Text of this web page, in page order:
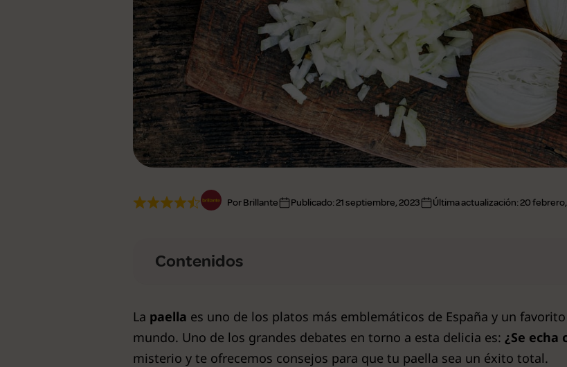
Por Brillante Publicado:21 septiembre, 2023 Última actualización:20
Contenidos
La paella es uno de los platos más emblemáticos de España y un
mundo. Uno de los grandes debates en torno a esta delicia es: ¿Se echa
misterio y te ofrecemos consejos para que tu paella sea un éxito total.